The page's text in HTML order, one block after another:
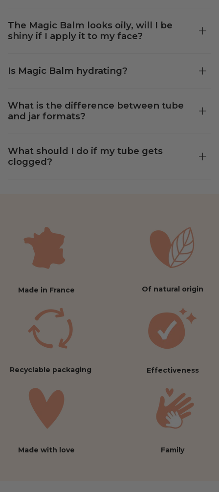
The Magic Balm looks oily, will I be
shiny if I apply it to my face?
Is Magic Balm hydrating?
What is the difference between tube
and jar formats?
What should I do if my tube gets
clogged?
Made in France Of natural origin
Recyclable packaging Effectiveness
Made with love Family